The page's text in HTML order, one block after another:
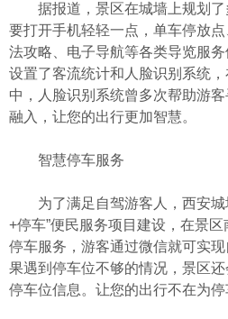
据报道，景区在城墙上规划了
要打开手机轻轻一点，单车停放
法攻略、电子导航等各类导览服
设置了客流统计和人脸识别系统
中，人脸识别系统曾多次帮助游
融入，让您的出行更加智慧。
智慧停车服务
为了满足自驾游客人，西安城
+停车”便民服务项目建设，在景
停车服务，游客通过微信就可实
果遇到停车位不够的情况，景区
停车位信息。让您的出行不在为停